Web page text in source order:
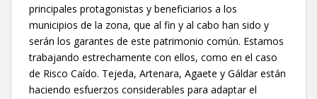
principales protagonistas y beneficiarios a los
municipios de la zona, que al fin y al cabo han sido y
serán los garantes de este patrimonio común. Estamos
trabajando estrechamente con ellos, como en el caso
de Risco Caído. Tejeda, Artenara, Agaete y Gáldar están
haciendo esfuerzos considerables para adaptar el